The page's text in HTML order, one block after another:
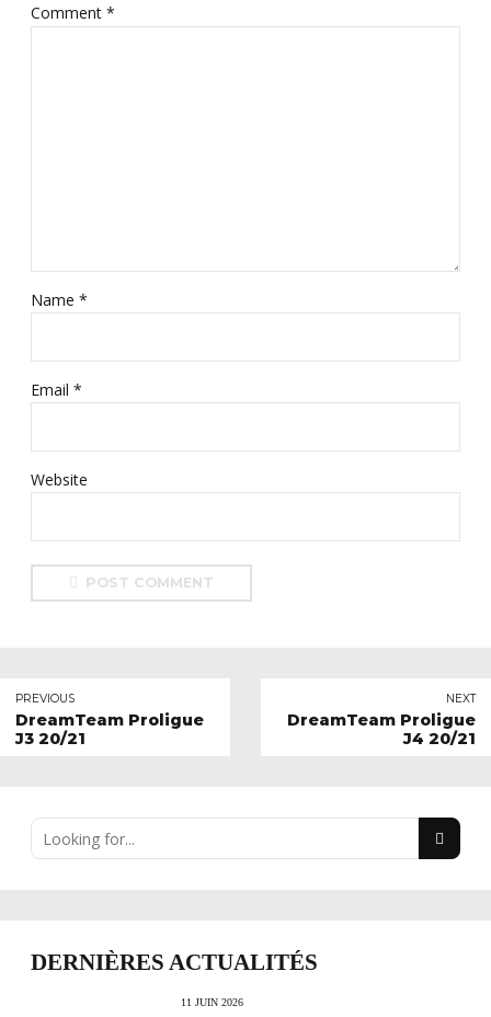
Comment *
Name *
Email *
Website
POST COMMENT
PREVIOUS
DreamTeam Proligue
J3 20/21
NEXT
DreamTeam Proligue
J4 20/21
DERNIÈRES ACTUALITÉS
11 JUIN 2026